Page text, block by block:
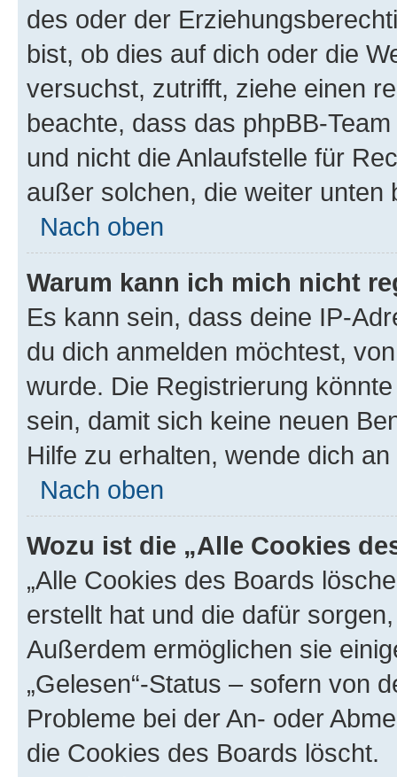
des oder der
bist, ob dies auf dich oder die
versuchst, zutrifft, ziehe einen
beachte, dass das phpBB-
und nicht die Anlaufstelle für
außer solchen, die weiter unten
Nach oben
Warum kann ich mich nicht
Es kann sein, dass deine IP-
du dich anmelden möchtest,
wurde. Die Registrierung
sein, damit sich keine neuen
Hilfe zu erhalten, wende dich
Nach oben
Wozu ist die „Alle Cookies
„Alle Cookies des Boards
erstellt hat und die dafür
Außerdem ermöglichen sie
„Gelesen“-Status – sofern von
Probleme bei der An- oder
die Cookies des Boards löscht.